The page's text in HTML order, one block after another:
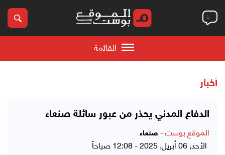
القائمة
أخبار
الدفاع المدني يحذر من عبور سائلة صنعاء
الموقع بوست- صنعاء
الأحد, 06 أبريل, 2025 - 12:08 صباحاً